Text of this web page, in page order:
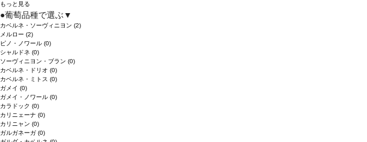
もっと見る
●葡萄品種で選ぶ ▼
カベルネ・ソーヴィニヨン (2)
メルロー (2)
ピノ・ノワール (0)
シャルドネ (0)
ソーヴィニヨン・ブラン (0)
カベルネ・ドリオ (0)
カベルネ・ミトス (0)
ガメイ (0)
ガメイ・ノワール (0)
カラドック (0)
カリニェーナ (0)
カリニャン (0)
ガルガネーガ (0)